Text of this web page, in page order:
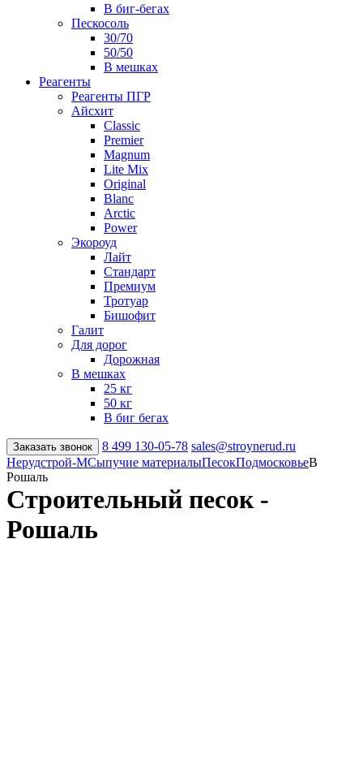
В биг-бегах
Пескосоль
30/70
50/50
В мешках
Реагенты
Реагенты ПГР
Айсхит
Classic
Premier
Magnum
Lite Mix
Original
Blanc
Arctic
Power
Экороуд
Лайт
Стандарт
Премиум
Тротуар
Бишофит
Галит
Для дорог
Дорожная
В мешках
25 кг
50 кг
В биг бегах
Заказать звонок 8 499 130-05-78 sales@stroynerud.ru
Нерудстрой-МСыпучие материалыПесокПодмосковьеВ
Рошаль
Строительный песок -
Рошаль